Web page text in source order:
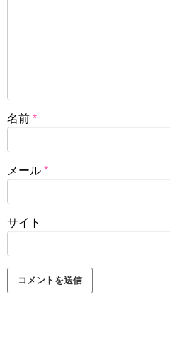
名前 *
メール *
サイト